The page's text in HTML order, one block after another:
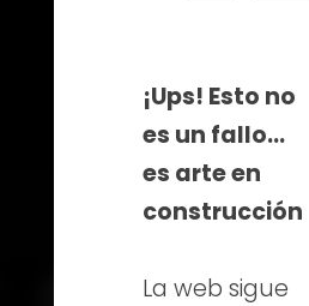
¡Ups! Esto no
es un fallo…
es arte en
construcción
La web sigue